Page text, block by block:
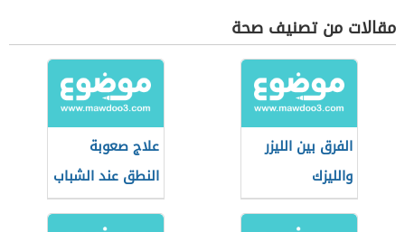
مقالات من تصنيف صحة
الفرق بين الليزر
والليزك
علاج صعوبة
النطق عند الشباب